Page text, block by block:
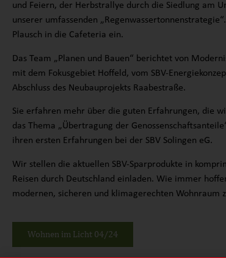
und Feiern, der Herbstrallye durch die Siedlung am
unserer umfassenden
Plausch in die Cafeteria ein.
Das Team „Planen und Bauen“ berichtet von
mit dem Fokusgebiet Hoffeld, vom SBV-
Abschluss des Neubauprojekts Raabestraße.
Sie erfahren mehr über die guten Erfahrungen, die
das Thema „Übertragung der
ihren ersten Erfahrungen bei der SBV Solingen eG.
Wir stellen die aktuellen SBV-Sparprodukte in
Reisen durch Deutschland einladen. Wie immer
modernen, sicheren und klimagerechten
Wohnen im Licht 04/24